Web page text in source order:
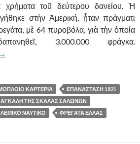
χρήματα τοῦ δεύτερου δανείου. Ἡ
στὴν Ἀμερική, ἦταν πράγματι
μὲ 64 πυροβόλα, γιὰ τὴν ὁποία
3.000.000 φράγκα.
ΤΑ ΠΟΛΕΜΙΚΑ ΣΚΑΦΗ ΕΛΛΑΣ ΚΑΙ
→
ΚΑΡΤΕΡΙΑ
ΕΠΑΝΑΣΤΑΣΗ 1821
ΤΗΣ ΣΚΑΛΑΣ ΣΑΛΩΝΩΝ
ΝΑΥΤΙΚΟ ΦΡΕΓΑΤΑ ΕΛΛΑΣ